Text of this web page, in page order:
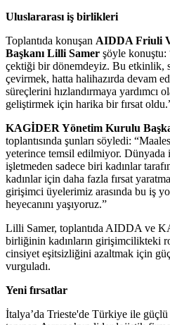
Uluslararası iş birlikleri
Toplantıda konuşan AIDDA Friuli
Başkanı Lilli Samer şöyle konuştu:
çektiği bir dönemdeyiz. Bu etkinlik,
çevirmek, hatta halihazırda devam
süreçlerini hızlandırmaya yardımcı
geliştirmek için harika bir fırsat
KAGİDER Yönetim Kurulu
toplantısında şunları söyledi:
yeterince temsil edilmiyor. Dünyada
işletmeden sadece biri kadınlar
kadınlar için daha fazla fırsat
girişimci üyelerimiz arasında bu iş
heyecanını yaşıyoruz.”
Lilli Samer, toplantıda AIDDA ve
birliğinin kadınların girişimcilikteki
cinsiyet eşitsizliğini azaltmak için
vurguladı.
Yeni fırsatlar
İtalya’da Trieste'de Türkiye ile güçlü